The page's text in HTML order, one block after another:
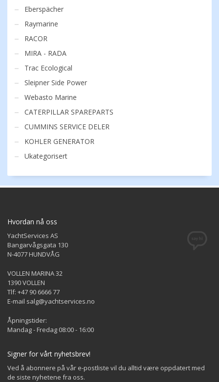
Eberspächer
Raymarine
RACOR
MIRA - RADA
Trac Ecological
Sleipner Side Power
Webasto Marine
CATERPILLAR SPAREPARTS
CUMMINS SERVICE DELER
KOHLER GENERATOR
Ukategorisert
Hvordan nå oss
YachtServices AS
Bangarvågsgata 130
N-4077 HUNDVÅG
VOLLEN MARINA 32
1390 VOLLEN
Tlf: +47 90 6666 77
E-mail salg@yachtservices.no
Åpningstider:
Mandag - Fredag 08:00 - 16:00
Signer for vårt nyhetsbrev!
Ved å abonnere på vår e-postliste vil du alltid være oppdatert med
de siste nyhetene fra oss.